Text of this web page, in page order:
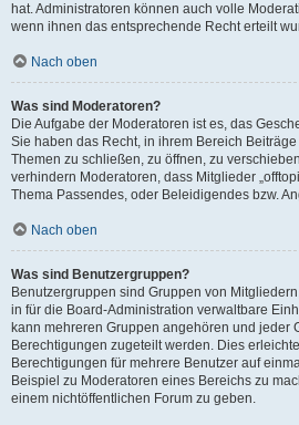
hat. Administratoren können auch volle
wenn ihnen das entsprechende Recht erteilt
Nach oben
Was sind Moderatoren?
Die Aufgabe der Moderatoren ist es, das
Sie haben das Recht, in ihrem Bereich
Themen zu schließen, zu öffnen, zu
verhindern Moderatoren, dass Mitglieder
Thema Passendes, oder Beleidigendes bzw.
Nach oben
Was sind Benutzergruppen?
Benutzergruppen sind Gruppen von
in für die Board-Administration verwaltbare
kann mehreren Gruppen angehören und jeder
Berechtigungen zugeteilt werden. Dies
Berechtigungen für mehrere Benutzer auf
Beispiel zu Moderatoren eines Bereichs zu
einem nichtöffentlichen Forum zu geben.